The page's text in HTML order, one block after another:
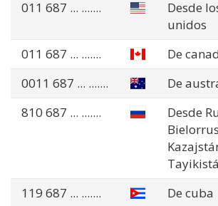
011 687 ... .......
Desde
unidos
011 687 ... .......
De
0011 687 ... .......
De
810 687 ... .......
Desde
119 687 ... ....... De cuba